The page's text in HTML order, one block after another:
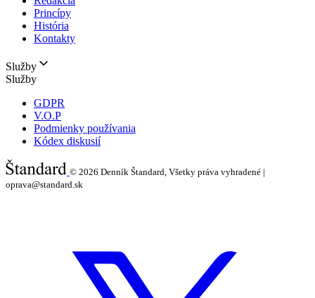
Princípy
História
Kontakty
Služby
Služby
GDPR
V.O.P
Podmienky používania
Kódex diskusií
© 2026 Denník Štandard, Všetky práva vyhradené |
oprava@standard.sk